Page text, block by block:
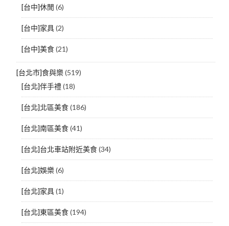
[台中]休閒 (6)
[台中]家具(2)
[台中]美食(21)
[台北市]食與樂(519)
[台北]伴手禮(18)
[台北]北區美食(186)
[台北]南區美食(41)
[台北]台北車站附近美食(34)
[台北]娛樂(6)
[台北]家具(1)
[台北]東區美食(194)